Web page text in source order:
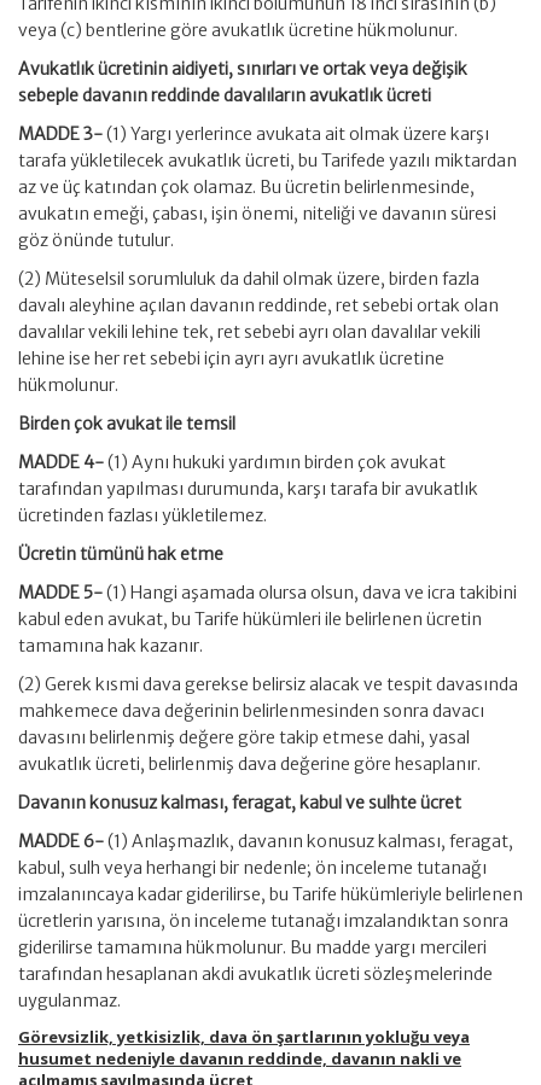
veya (c) bentlerine göre avukatlık ücretine hükmolunur.
Avukatlık ücretinin aidiyeti, sınırları ve ortak veya değişik
sebeple davanın reddinde davalıların avukatlık ücreti
MADDE 3-(1) Yargı yerlerince avukata ait olmak üzere karşı
tarafa yükletilecek avukatlık ücreti, bu Tarifede yazılı miktardan
az ve üç katından çok olamaz. Bu ücretin belirlenmesinde,
avukatın emeği, çabası, işin önemi, niteliği ve davanın süresi
göz önünde tutulur.
(2) Müteselsil sorumluluk da dahil olmak üzere, birden fazla
davalı aleyhine açılan davanın reddinde, ret sebebi ortak olan
davalılar vekili lehine tek, ret sebebi ayrı olan davalılar vekili
lehine ise her ret sebebi için ayrı ayrı avukatlık ücretine
hükmolunur.
Birden çok avukat ile temsil
MADDE 4-(1) Aynı hukuki yardımın birden çok avukat
tarafından yapılması durumunda, karşı tarafa bir avukatlık
ücretinden fazlası yükletilemez.
Ücretin tümünü hak etme
MADDE 5-(1) Hangi aşamada olursa olsun, dava ve icra takibini
kabul eden avukat, bu Tarife hükümleri ile belirlenen ücretin
tamamına hak kazanır.
(2) Gerek kısmi dava gerekse belirsiz alacak ve tespit davasında
mahkemece dava değerinin belirlenmesinden sonra davacı
davasını belirlenmiş değere göre takip etmese dahi, yasal
avukatlık ücreti, belirlenmiş dava değerine göre hesaplanır.
Davanın konusuz kalması, feragat, kabul ve sulhte ücret
MADDE 6-(1) Anlaşmazlık, davanın konusuz kalması, feragat,
kabul, sulh veya herhangi bir nedenle; ön inceleme tutanağı
imzalanıncaya kadar giderilirse, bu Tarife hükümleriyle belirlenen
ücretlerin yarısına, ön inceleme tutanağı imzalandıktan sonra
giderilirse tamamına hükmolunur. Bu madde yargı mercileri
tarafından hesaplanan akdi avukatlık ücreti sözleşmelerinde
uygulanmaz.
Görevsizlik, yetkisizlik, dava ön şartlarının yokluğu veya
husumet nedeniyle davanın reddinde, davanın nakli ve
açılmamış sayılmasında ücret